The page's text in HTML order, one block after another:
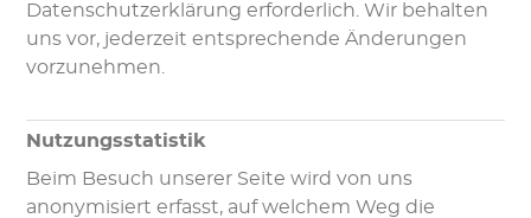
Datenschutzerklärung erforderlich. Wir behalten
uns vor, jederzeit entsprechende Änderungen
vorzunehmen.
Nutzungsstatistik
Beim Besuch unserer Seite wird von uns
anonymisiert erfasst, auf welchem Weg die